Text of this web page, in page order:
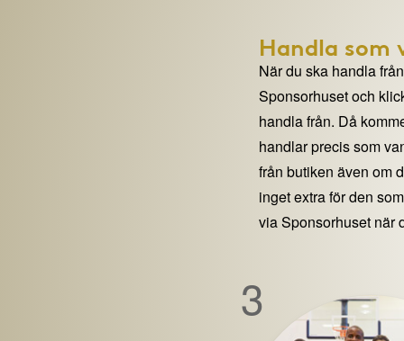
Handla som
När du ska handla
Sponsorhuset och
handla från. Då
handlar precis som
från butiken även om
inget extra för den
via Sponsorhuset när
3